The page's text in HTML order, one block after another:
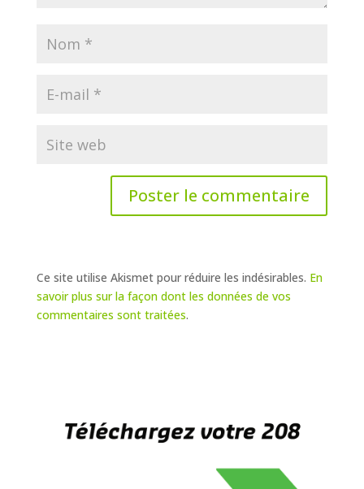
Ce site utilise Akismet pour réduire les indésirables. En
savoir plus sur la façon dont les données de vos
commentaires sont traitées.